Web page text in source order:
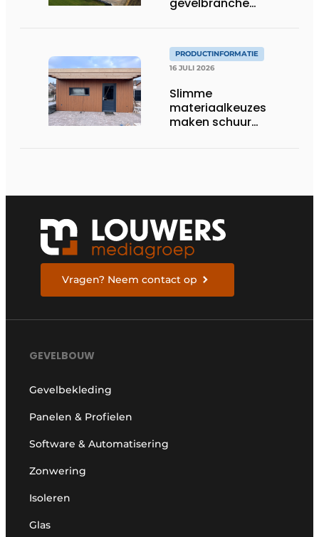
gevelbranche
PRODUCTINFORMATIE
16 JULI 2026
Slimme
materiaalkeuzes
maken schuur
Vragen? Neem contact op
GEVELBOUW
Gevelbekleding
Panelen & Profielen
Software & Automatisering
Zonwering
Isoleren
Glas